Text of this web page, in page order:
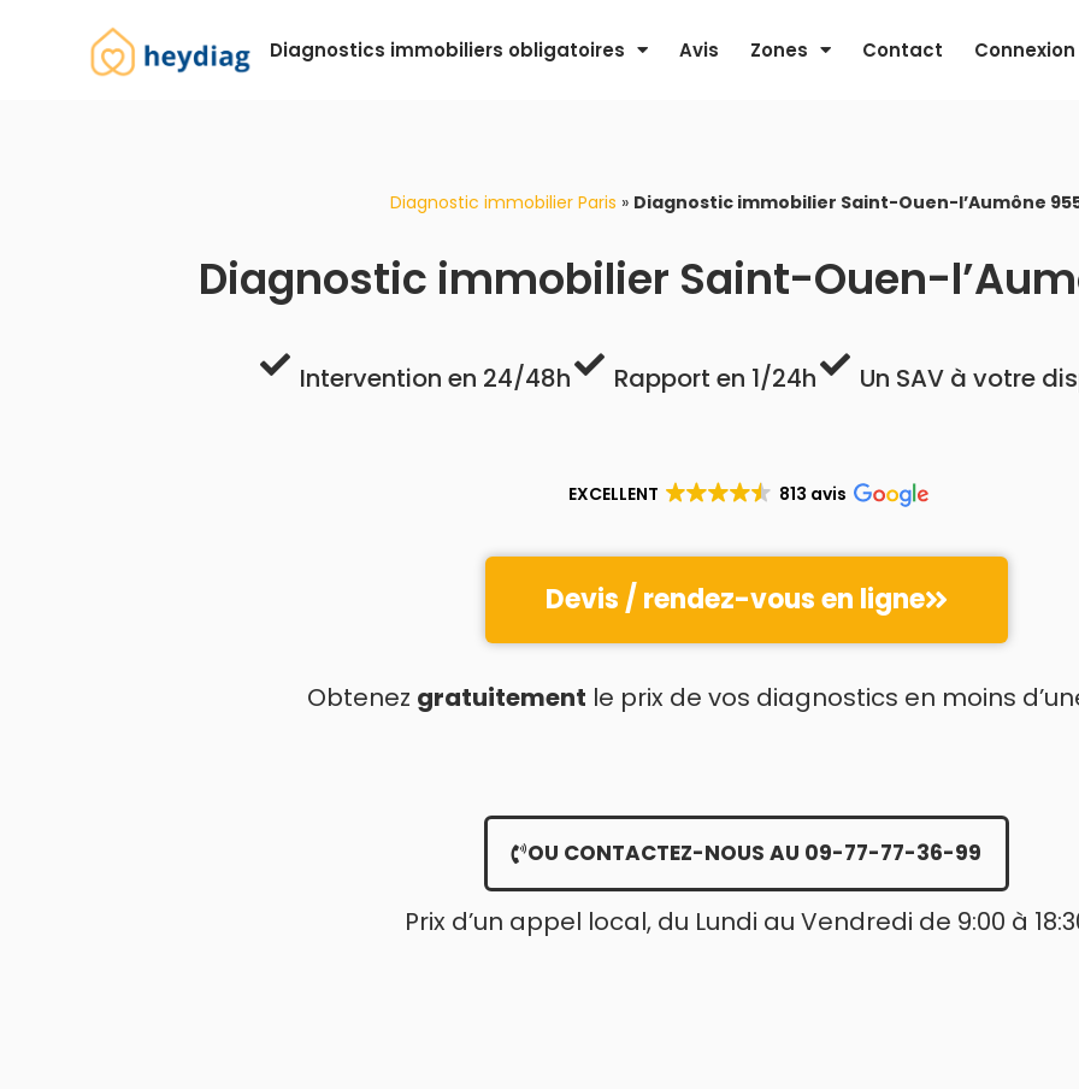
Diagnostics immobiliers obligatoires Avis Zones Contact Connexion
Diagnostic immobilier Paris » Diagnostic immobilier Saint-Ouen-l’Aumône
Diagnostic immobilier Saint-Ouen-
Intervention en 24/48h Rapport en 1/24h Un SAV à votre
EXCELLENT 813 avis
Devis / rendez-vous en ligne
Obtenez gratuitement le prix de vos diagnostics en moins
OU CONTACTEZ-NOUS AU 09-77-77-36-99
Prix d’un appel local, du Lundi au Vendredi de 9:00 à